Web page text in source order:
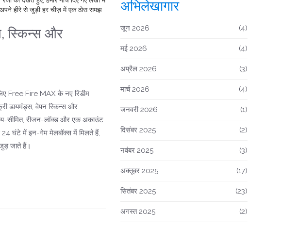
अपने हीरे से जुड़ी हर चीज़ में एक ठोस समझ
स्किन्स और
Free Fire MAX के नए रिडीम
डायमंड्स, वेपन स्किन्स और
रीजन-लॉक्ड और एक अकाउंट
24 घंटे में इन-गेम मेलबॉक्स में मिलते हैं,
जाते हैं।
अभिलेखागार
जून 2026 (4)
मई 2026 (4)
अप्रैल 2026 (3)
मार्च 2026 (4)
जनवरी 2026 (1)
दिसंबर 2025 (2)
नवंबर 2025 (3)
अक्तूबर 2025 (17)
सितंबर 2025 (23)
अगस्त 2025 (2)